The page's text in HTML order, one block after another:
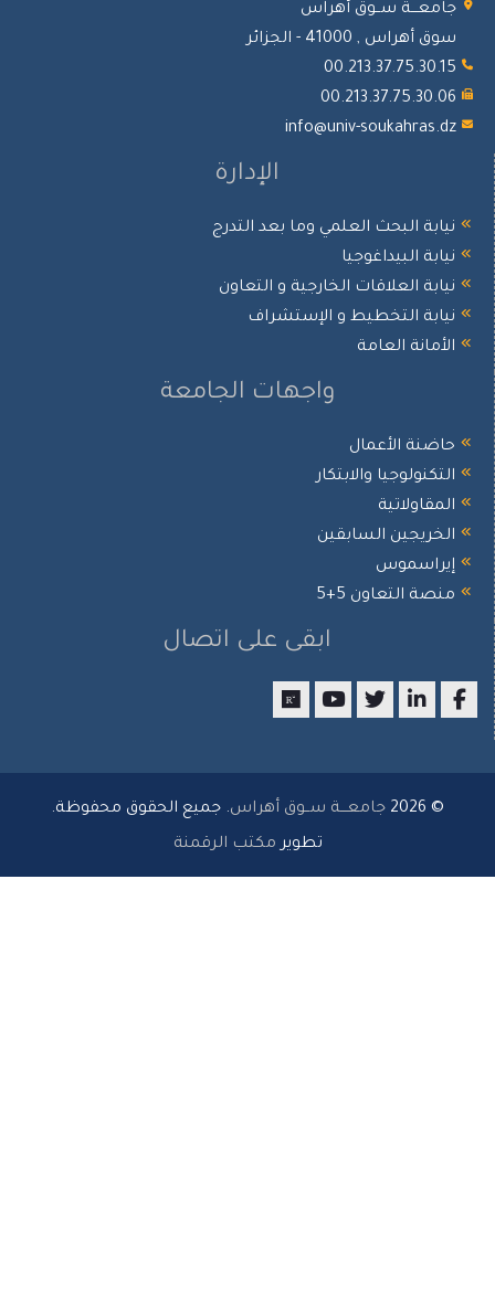
ســوق أهراس
أهراس , 41000 - الجزائر
info@univ-
الإدارة
البحث العلمي وما بعد التدرج
البيداغوجيا
العلاقات الخارجية و التعاون
التخطيط و الإستشراف
العامة
واجهات الجامعة
الأعمال
والابتكار
السابقين
التعاون 5+5
ابقى على اتصال
جامعـــة ســوق أهراس . جميع الحقوق محفوظة.
مكتب الرقمنة